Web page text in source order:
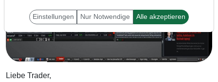
Liebe Trader,
Einstellungen Nur Notwendige Alle akzeptieren